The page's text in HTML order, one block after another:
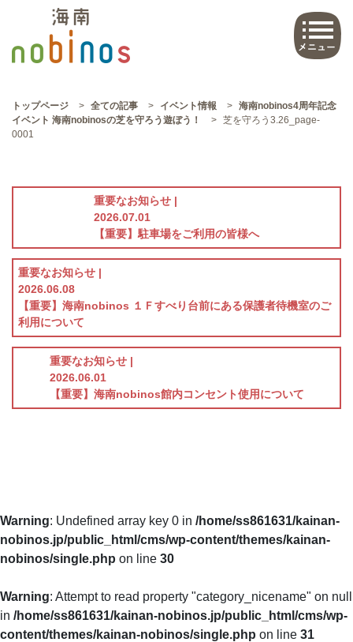
トップページ > 全ての記事 > イベント情報 > 海南nobinos4周年記念
イベント 海南nobinosの芝を守ろう遊ぼう！
> 芝を守ろう3.26_page-
0001
重要なお知らせ |
2026.07.01
【重要】駐車場をご利用の皆様へ
重要なお知らせ |
2026.06.08
【重要】海南nobinos １Ｆすべり台前にある保護者待機室のご
利用について
重要なお知らせ |
2026.06.01
【重要】海南nobinos館内コンセント使用について
Warning: Undefined array key 0 in /home/ss861631/kainan-
nobinos.jp/public_html/cms/wp-content/themes/kainan-
nobinos/single.php on line 30
Warning: Attempt to read property "category_nicename" on null
in /home/ss861631/kainan-nobinos.jp/public_html/cms/wp-
content/themes/kainan-nobinos/single.php on line 31